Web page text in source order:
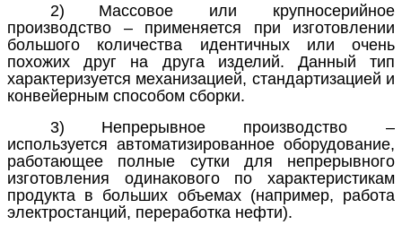
2)
Массовое или крупносерийное
производство – применяется при изготовлении
большого количества идентичных или очень
похожих друг на друга изделий. Данный тип
характеризуется механизацией, стандартизацией и
конвейерным способом сборки.
3)
Непрерывное производство–
используется автоматизированное оборудование,
работающее полные сутки для непрерывного
изготовления одинакового по характеристикам
продукта в больших объемах (например, работа
электростанций, переработка нефти).